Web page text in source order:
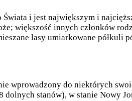
i jest największym i
większość innych członków
lasy umiarkowane półkuli
wprowadzony do niektórych
stanów), w stanie Nowy